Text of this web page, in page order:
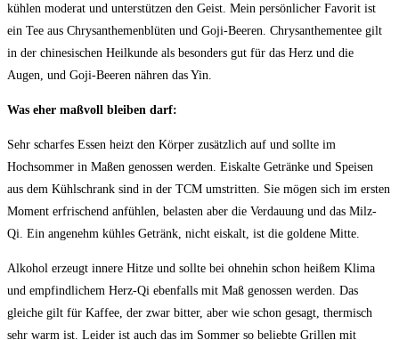
kühlen moderat und unterstützen den Geist. Mein persönlicher Favorit ist
ein Tee aus Chrysanthemenblüten und Goji-Beeren. Chrysanthementee gilt
in der chinesischen Heilkunde als besonders gut für das Herz und die
Augen, und Goji-Beeren nähren das Yin.
Was eher maßvoll bleiben darf:
Sehr scharfes Essen heizt den Körper zusätzlich auf und sollte im
Hochsommer in Maßen genossen werden. Eiskalte Getränke und Speisen
aus dem Kühlschrank sind in der TCM umstritten. Sie mögen sich im ersten
Moment erfrischend anfühlen, belasten aber die Verdauung und das Milz-
Qi. Ein angenehm kühles Getränk, nicht eiskalt, ist die goldene Mitte.
Alkohol erzeugt innere Hitze und sollte bei ohnehin schon heißem Klima
und empfindlichem Herz-Qi ebenfalls mit Maß genossen werden. Das
gleiche gilt für Kaffee, der zwar bitter, aber wie schon gesagt, thermisch
sehr warm ist. Leider ist auch das im Sommer so beliebte Grillen mit